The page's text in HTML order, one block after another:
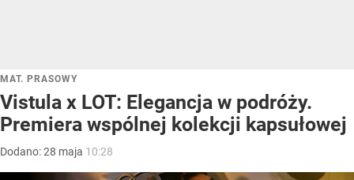
MAT. PRASOWY
Vistula x LOT: Elegancja w podróży.
Premiera wspólnej kolekcji kapsułowej
Dodano:28 maja 10:28